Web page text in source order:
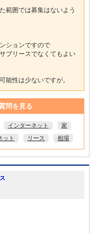
範囲では募集はないよう
ションですので
ブリースでなくてもよい
能性は少ないですが。
問を見る
インターネット
家
ット リース 相場